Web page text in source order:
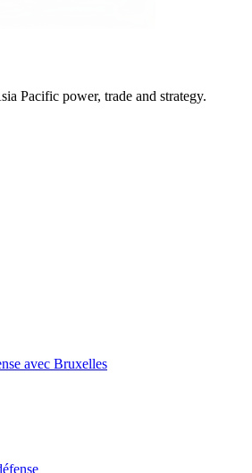
Pacific power, trade and strategy.
avec Bruxelles